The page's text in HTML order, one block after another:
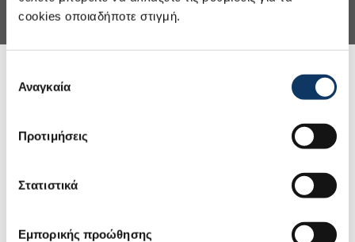
cookies οποιαδήποτε στιγμή.
συγκατάθεσης
Αναγκαία
Προτιμήσεις
Στατιστικά
Εμπορικής προώθησης